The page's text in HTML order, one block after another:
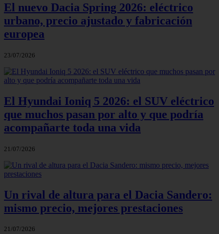
El nuevo Dacia Spring 2026: eléctrico
urbano, precio ajustado y fabricación
europea
23/07/2026
El Hyundai Ioniq 5 2026: el SUV eléctrico
que muchos pasan por alto y que podría
acompañarte toda una vida
21/07/2026
Un rival de altura para el Dacia Sandero:
mismo precio, mejores prestaciones
21/07/2026